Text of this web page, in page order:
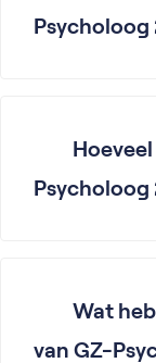
Wat
van GZ-